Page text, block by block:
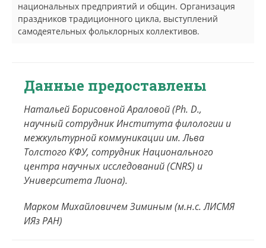
национальных предприятий и общин. Организация
праздников традиционного цикла, выступлений
самодеятельных фольклорных коллективов.
Данные предоставлены
Натальей Борисовной Араловой (Ph. D.,
научный сотрудник Института филологии и
межкультурной коммуникации им. Льва
Толстого КФУ, сотрудник Национального
центра научных исследований (CNRS) и
Университета Лиона).
Марком Михайловичем Зиминым (м.н.с. ЛИСМЯ
ИЯз РАН)